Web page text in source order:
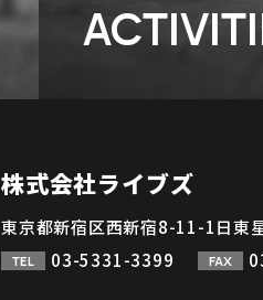
株式会社ライブズ
東京都新宿区西新宿8-11-1日東
TEL 03-5331-3399 FAX